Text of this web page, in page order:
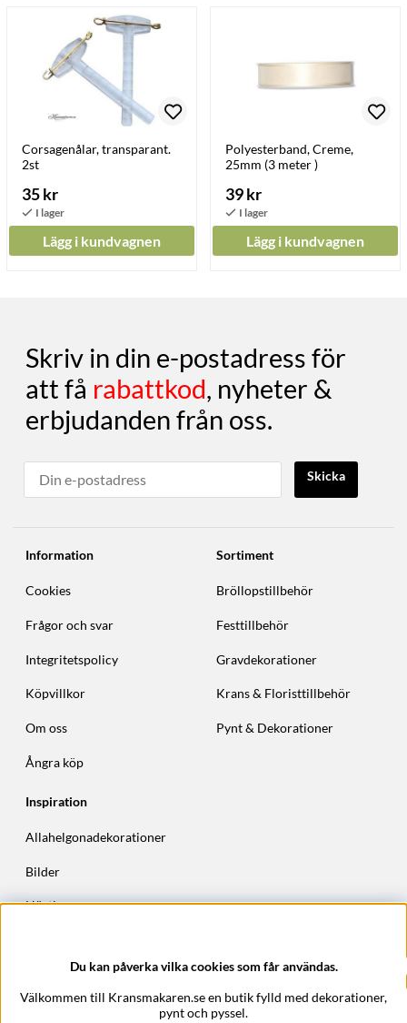
Corsagenålar, transparant.
2st
35 kr
Lägg i kundvagnen
Polyesterband, Creme,
25mm (3 meter )
39 kr
Lägg i kundvagnen
Skriv in din e-postadress för
att få rabattkod, nyheter &
erbjudanden från oss.
Skicka
Information
Cookies
Frågor och svar
Integritetspolicy
Köpvillkor
Om oss
Ångra köp
Sortiment
Bröllopstillbehör
Festtillbehör
Gravdekorationer
Krans & Floristtillbehör
Pynt & Dekorationer
Inspiration
Allahelgonadekorationer
Bilder
Höstkransar
Du kan påverka vilka cookies som får användas.
Välkommen till Kransmakaren.se en butik fylld med dekorationer,
pynt och pyssel.